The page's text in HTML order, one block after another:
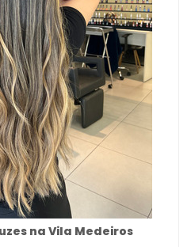
na Vila Medeiros